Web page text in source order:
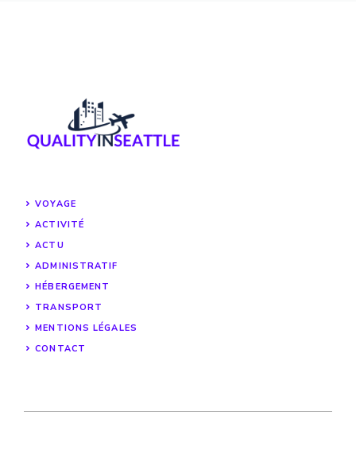
VOYAGE
ACTIVITÉ
ACTU
ADMINISTRATIF
HÉBERGEMENT
TRANSPORT
MENTIONS LÉGALES
CONTACT